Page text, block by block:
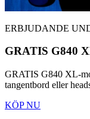
ERBJUDANDE
GRATIS G840
GRATIS G840 XL-
tangentbord eller
KÖP NU